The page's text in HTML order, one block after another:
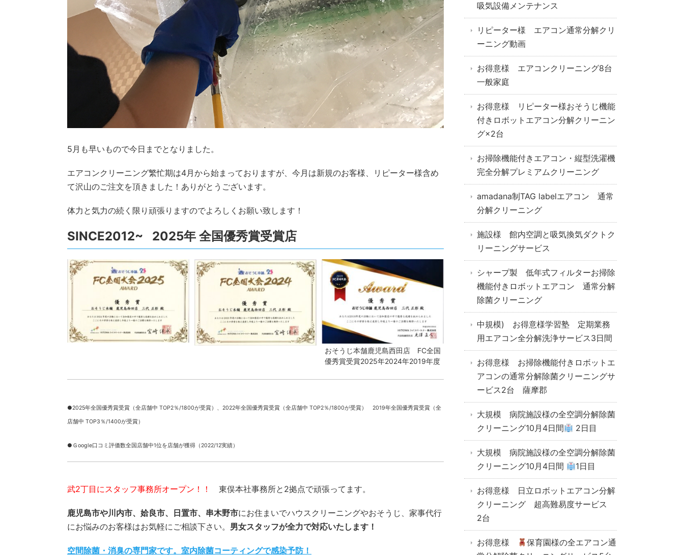
5月も早いもので今日までとなりました。
エアコンクリーニング繁忙期は4月から始まっておりますが、今月は新規のお客様、リピーター様含め
て沢山のご注文を頂きました！ありがとうございます。
体力と気力の続く限り頑張りますのでよろしくお願い致します！
SINCE2012~ 2025年 全国優秀賞受賞店
おそうじ本舗鹿児島西田店 FC全国
優秀賞受賞2025年2024年2019年度
●2025年全国優秀賞受賞（全店舗中 TOP2％/1800が受賞）、 2022年全国優秀賞受賞（全店舗中 TOP2％/1800が受賞） 2019年全国優秀賞受賞（全
店舗中 TOP3％/1400が受賞）
●Ｇoogle口コミ評価数全国店舗中1位を店舗が獲得（2022/12実績）
武2丁目にスタッフ事務所オープン！！ 東俣本社事務所と2拠点で頑張ってます。
鹿児島市や川内市、姶良市、日置市、串木野市にお住まいでハウスクリーニングやおそうじ、家事代行
にお悩みのお客様はお気軽にご相談下さい。 男女スタッフが全力で対応いたします！
空間除菌・消臭の専門家です。室内除菌コーティングで感染予防！
吸気設備メンテナンス
リピーター様 エアコン通常分解クリ
ーニング動画
お得意様 エアコンクリーニング8台
一般家庭
お得意様 リピーター様おそうじ機能
付きロボットエアコン分解クリーニン
グ×2台
お掃除機能付きエアコン・縦型洗濯機
完全分解プレミアムクリーニング
amadana制TAG labelエアコン 通常
分解クリーニング
施設様 館内空調と吸気換気ダクトク
リーニングサービス
シャープ製 低年式フィルターお掃除
機能付きロボットエアコン 通常分解
除菌クリーニング
中規模) お得意様学習塾 定期業務
用エアコン全分解洗浄サービス3日間
お得意様 お掃除機能付きロボットエ
アコンの通常分解除菌クリーニングサ
ービス2台 薩摩郡
大規模 病院施設様の全空調分解除菌
クリーニング10月4日間
2日目
大規模 病院施設様の全空調分解除菌
クリーニング10月4日間
1日目
お得意様 日立ロボットエアコン分解
クリーニング 超高難易度サービス
2台
お得意様
保育園様の全エアコン通